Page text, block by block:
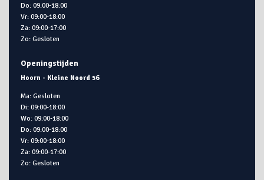
Do: 09:00-18:00
Vr: 09:00-18:00
Za: 09:00-17:00
Zo: Gesloten
Openingstijden
Hoorn - Kleine Noord 56
Ma: Gesloten
Di: 09:00-18:00
Wo: 09:00-18:00
Do: 09:00-18:00
Vr: 09:00-18:00
Za: 09:00-17:00
Zo: Gesloten